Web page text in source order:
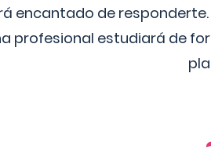
encantado de
profesional estudiará de